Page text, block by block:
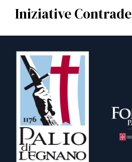
Iniziative Contrade